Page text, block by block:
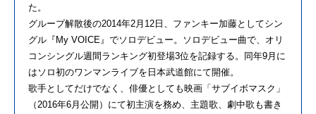
た。
グループ解散後の2014年2月12日、ファンキー加藤としてシン
グル『My VOICE』でソロデビュー。ソロデビュー曲で、オリ
コンシングル週間ランキング初登場3位を記録する。同年9月に
はソロ初のワンマンライブを日本武道館にて開催。
歌手としてだけでなく、俳優としても映画「サブイボマスク」
（2016年6月公開）にて初主演を務め、主題歌、劇中歌も書き